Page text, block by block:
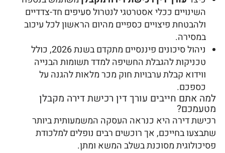
השינויים ככלי אסטרטגי לנטרול סעיפים חד-צדדיים
ולהבטחת פיצויים כספיים מהיום הראשון לכל עיכוב
במסירה.
ניהול סיכונים פיננסיים מתקדם בשנת 2026, כולל
טכניקות להגבלת החשיפה למדד תשומות הבנייה
ווידוא קבלת ערבויות חוק מכר מלאות להגנה על
כספכם.
למה אתם חייבים עורך דין רכישת דירה מקבלן
מטעמכם?
רכישת דירה היא כנראה העסקה המשמעותית ביותר
שתבצעו בחייכם, אך רוכשים רבים נופלים למלכודת
פסיכולוגית מסוכנת בשלב המשא ומתן.